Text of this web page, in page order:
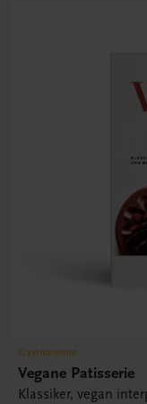
Gastronomie
Vegane Patisserie
Klassiker, vegan